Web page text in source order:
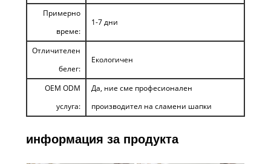
Примерно
време:
1-7 дни
Отличителен
белег:
Екологичен
OEM ODM
услуга:
Да, ние сме професионален
производител на сламени шапки
информация за продукта